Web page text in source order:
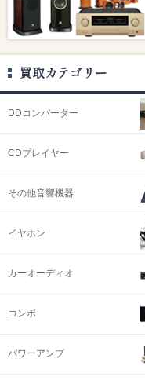
買取カテゴリー
DDコンバーター
CDプレイヤー
その他音響機器
イヤホン
カーオーディオ
コンポ
パワーアンプ